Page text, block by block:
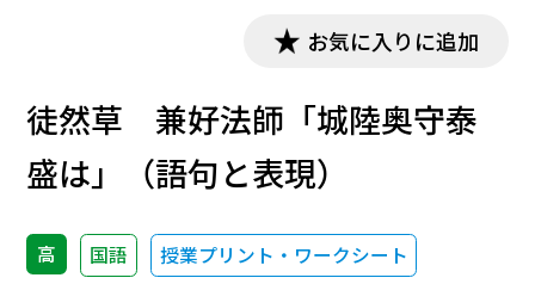
お気に入りに追加
徒然草 兼好法師「城陸奥守泰
盛は」（語句と表現）
高 国語 授業プリント・ワークシート